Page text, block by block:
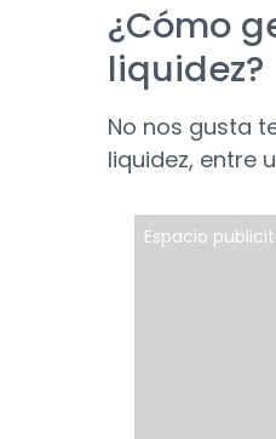
¿Cómo
liquidez?
No nos gusta
liquidez, entre
Espacio